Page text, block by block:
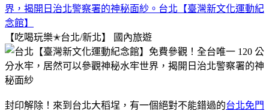
界，揭開日治北警察署的神秘面紗。台北【臺灣新文化運動紀
念館】
【吃喝玩樂✭台北/新北】
國內旅遊
封印解除！來到台北大稻埕，有一個絕對不能錯過的台北免門